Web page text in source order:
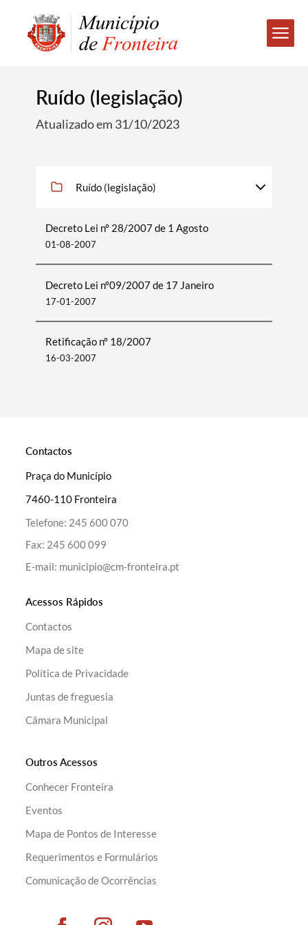
Categorias gerais
Filtros
Ruído (legislação)
Atualizado em 31/10/2023
Ruído (legislação)
Decreto Lei nº 28/2007 de 1 Agosto
01-08-2007
Decreto Lei nº09/2007 de 17 Janeiro
17-01-2007
Retificação nº 18/2007
16-03-2007
Contactos
Praça do Município
7460-110 Fronteira
Telefone: 245 600 070
Fax: 245 600 099
E-mail: municipio@cm-fronteira.pt
Acessos Rápidos
Contactos
Mapa de site
Política de Privacidade
Juntas de freguesia
Câmara Municipal
Outros Acessos
Conhecer Fronteira
Eventos
Mapa de Pontos de Interesse
Requerimentos e Formulários
Comunicação de Ocorrências